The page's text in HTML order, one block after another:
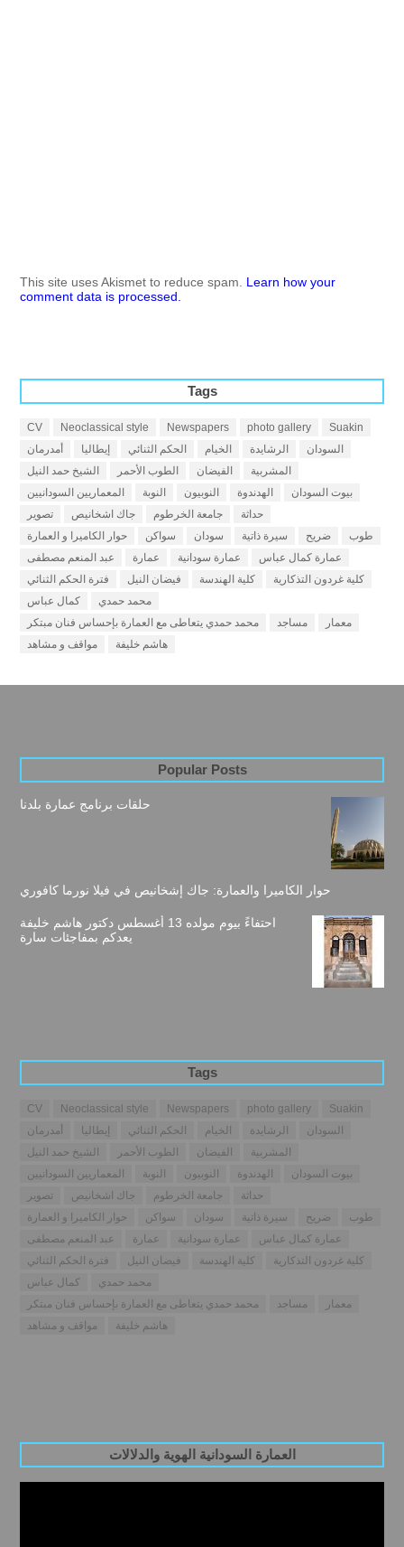
This site uses Akismet to reduce spam. Learn how your
comment data is processed.
Tags
CV Neoclassical style Newspapers photo gallery
Suakin
أمدرمان
إيطاليا الحكم الثنائي الخيام الرشايدة
السودان
الشيخ حمد النيل
الطوب الأحمر الفيضان
المشربية
المعماريين السودانيين
النوبة النوبيون الهدندوة
بيوت السودان
تصوير
جاك اشخانيص جامعة الخرطوم
حداثة
حوار الكاميرا و العمارة
سواكن سودان سيرة ذاتية ضريح
طوب
عبد المنعم مصطفى
عمارة عمارة سودانية
عمارة كمال عباس
فترة الحكم الثنائي
فيضان النيل كلية الهندسة
كلية غردون التذكارية
كمال عباس
محمد حمدي
محمد حمدي يتعاطى مع العمارة بإحساس فنان مبتكر
مساجد
معمار
مواقف و مشاهد
هاشم خليفة
Popular Posts
حلقات برنامج عمارة بلدنا
حوار الكاميرا والعمارة: جاك إشخانيص في فيلا نورما كافوري
احتفاءً بيوم مولده 13 أغسطس دكتور هاشم خليفة
يعدكم بمفاجئات سارة
Tags
CV Neoclassical style Newspapers photo gallery
Suakin
أمدرمان
إيطاليا الحكم الثنائي الخيام الرشايدة
السودان
الشيخ حمد النيل
الطوب الأحمر الفيضان
المشربية
المعماريين السودانيين
النوبة النوبيون الهدندوة
بيوت السودان
تصوير
جاك اشخانيص جامعة الخرطوم
حداثة
حوار الكاميرا و العمارة
سواكن سودان سيرة ذاتية ضريح
طوب
عبد المنعم مصطفى
عمارة عمارة سودانية
عمارة كمال عباس
فترة الحكم الثنائي
فيضان النيل كلية الهندسة
كلية غردون التذكارية
كمال عباس
محمد حمدي
محمد حمدي يتعاطى مع العمارة بإحساس فنان مبتكر
مساجد
معمار
مواقف و مشاهد
هاشم خليفة
العمارة السودانية الهوية والدلالات